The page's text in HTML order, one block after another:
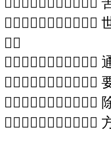





